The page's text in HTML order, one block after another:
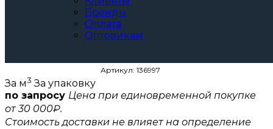
Бренды
Оплата
Оптовикам
Артикул: 136997
За м3 За упаковку
по запросу Цена при единовременной покупке
от 30 000₽.
Стоимость доставки не влияет на определение